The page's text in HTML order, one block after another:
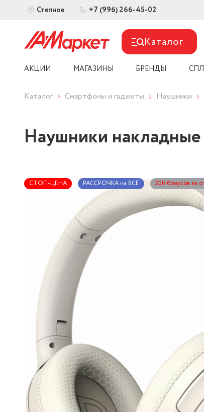
Степное +7 (996) 266-45-02
Каталог
АКЦИИ МАГАЗИНЫ БРЕНДЫ
Каталог Смартфоны и гаджеты Наушники
Наушники
СТОП-ЦЕНА РАССРОЧКА на ВСЁ 300 бонусов за